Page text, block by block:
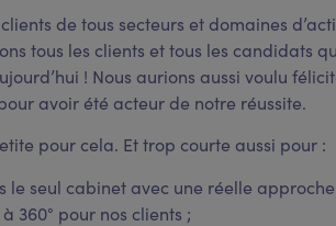
de tous secteurs et domaines
tous les clients et tous les candidats
! Nous aurions aussi voulu
avoir été acteur de notre réussite.
pour cela. Et trop courte aussi pour :
le seul cabinet avec une réelle
à 360° pour nos clients ;